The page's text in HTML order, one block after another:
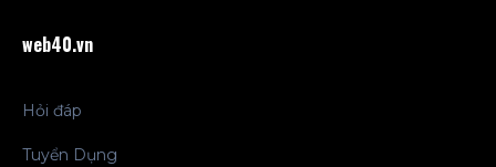
web40.vn
Hỏi đáp
Tuyển Dụng